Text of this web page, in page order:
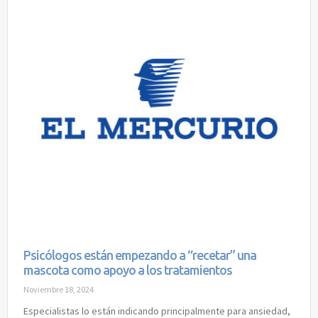
Psicólogos están empezando a “recetar” una
mascota como apoyo a los tratamientos
Noviembre 18, 2024
Especialistas lo están indicando principalmente para ansiedad,